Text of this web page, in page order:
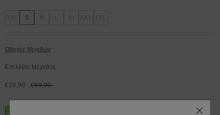
S
Οδηγός Μεγεθών
Επιλέξτε Μέγεθος
€29,90 €59,90